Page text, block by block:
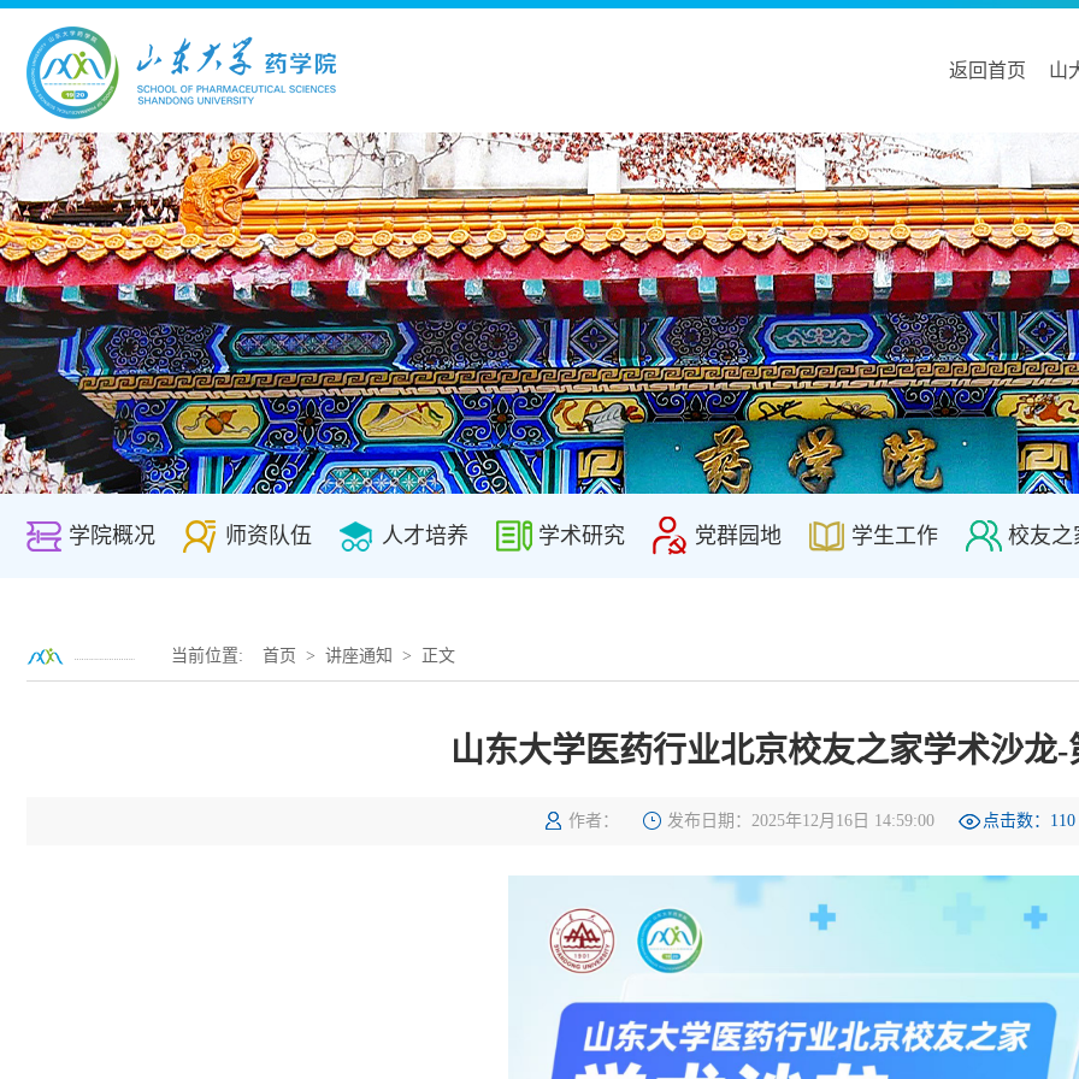
返回首页 山
学院概况 师资队伍 人才培养 学术研究 党群园地 学生工作 校友之
当前位置: 首页 > 讲座通知 > 正文
山东大学医药行业北京校友之家学术沙龙-
作者： 发布日期：2025年12月16日 14:59:00 点击数： 110